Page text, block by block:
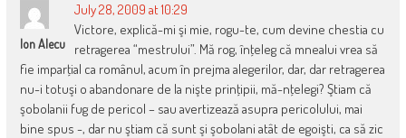
Ion Alecu
July 28, 2009 at 10:29
Victore, explică-mi şi mie, rogu-te, cum devine chestia cu
retragerea “mestrului”. Mă rog, înţeleg că mnealui vrea să
fie imparţial ca românul, acum în prejma alegerilor, dar, dar retragerea
nu-i totuşi o abandonare de la nişte prinţipii, mă-nţelegi? Ştiam că
şobolanii fug de pericol – sau avertizează asupra pericolului, mai
bine spus -, dar nu ştiam că sunt şi şobolani atât de egoişti, ca să zic